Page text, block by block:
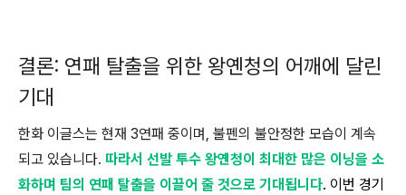
결론: 연패 탈출을 위한 왕옌청의 어깨에 달린
기대
한화 이글스는 현재 3연패 중이며, 불펜의 불안정한 모습이 계속
되고 있습니다. 따라서 선발 투수 왕옌청이 최대한 많은 이닝을 소
화하며 팀의 연패 탈출을 이끌어 줄 것으로 기대됩니다. 이번 경기